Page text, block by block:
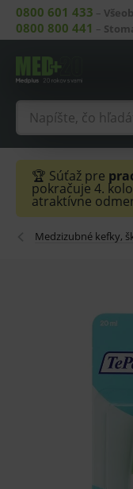
0800 601 433 –
0800 800 441 –
🏆 Súťaž pre
pokračuje 4.
atraktívne
Medzizubné kefky,